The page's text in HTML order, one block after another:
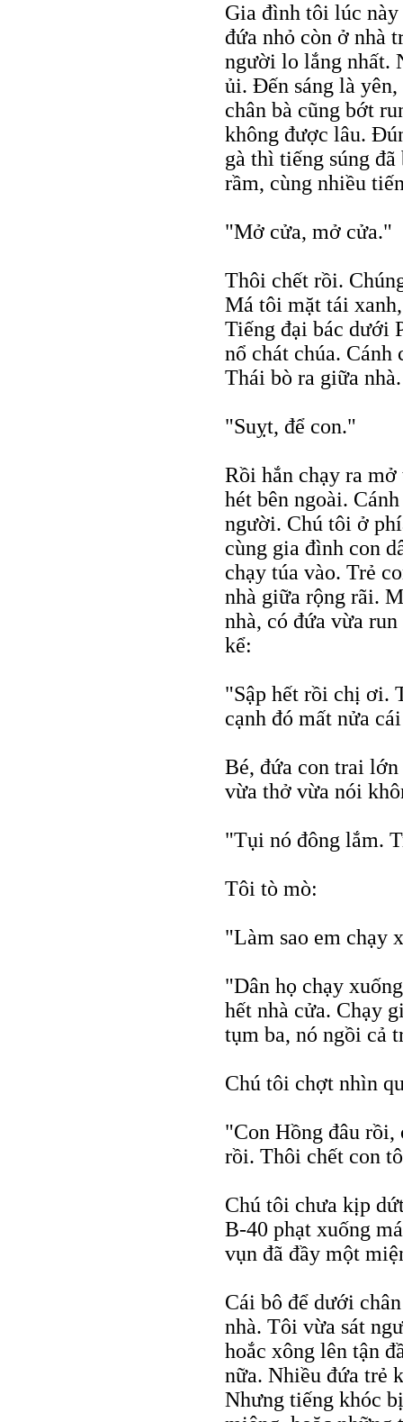
Gia đình tôi lúc
đứa nhỏ còn ở nhà
người lo lắng nhất.
ủi. Ðến sáng là
chân bà cũng bớt
không được lâu.
gà thì tiếng súng
rầm, cùng nhiều
"Mở cửa, mở cửa."
Thôi chết rồi.
Má tôi mặt tái
Tiếng đại bác dưới
nổ chát chúa.
Thái bò ra giữa nhà.
"Suỵt, để con."
Rồi hắn chạy ra
hét bên ngoài.
người. Chú tôi ở
cùng gia đình con
chạy túa vào. Trẻ
nhà giữa rộng rãi.
nhà, có đứa vừa
kể:
"Sập hết rồi chị ơi.
cạnh đó mất nửa
Bé, đứa con trai
vừa thở vừa nói
"Tụi nó đông lắm.
Tôi tò mò:
"Làm sao em chạy
"Dân họ chạy
hết nhà cửa. Chạy
tụm ba, nó ngồi cả
Chú tôi chợt nhìn
"Con Hồng đâu rồi,
rồi. Thôi chết con
Chú tôi chưa kịp
B-40 phạt xuống
vụn đã đầy một
Cái bô để dưới
nhà. Tôi vừa sát
hoắc xông lên tận
nữa. Nhiều đứa trẻ
Nhưng tiếng khóc